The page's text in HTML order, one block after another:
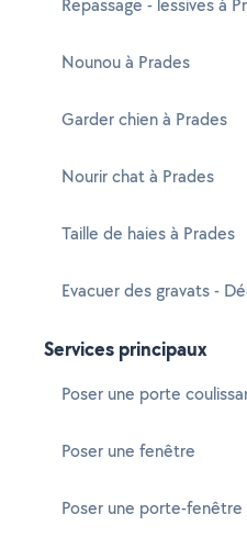
Repassage - lessives à
Nounou à Prades
Garder chien à Prades
Nourir chat à Prades
Taille de haies à Prades
Evacuer des gravats -
Services principaux
Poser une porte
Poser une fenêtre
Poser une porte-fenêtre